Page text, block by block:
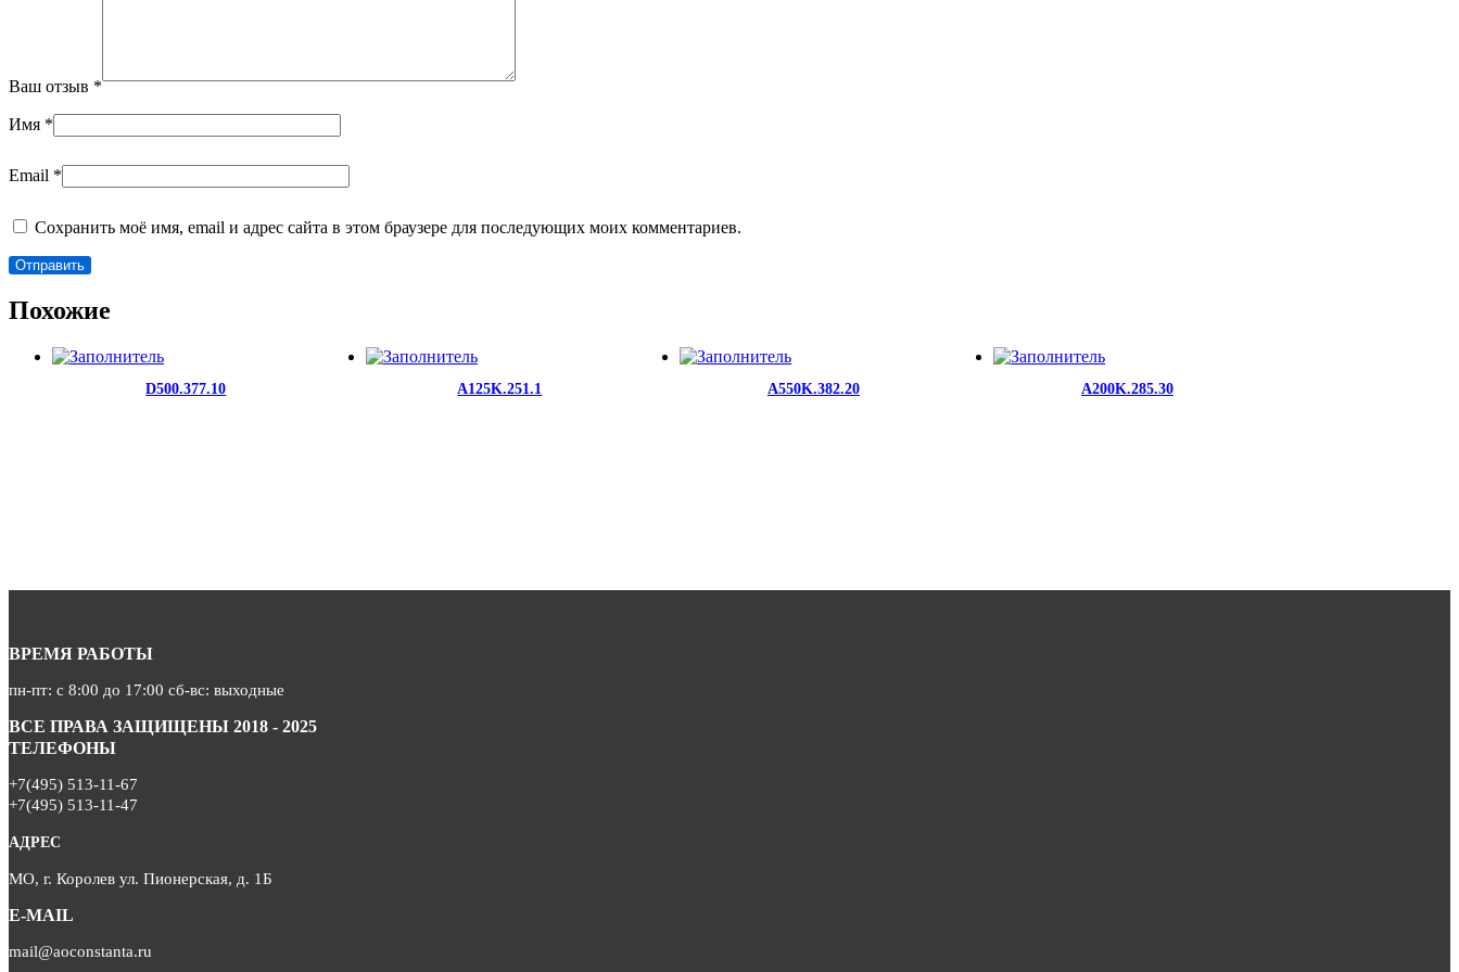
Ваш отзыв *
Имя *
Email *
Сохранить моё имя, email и адрес сайта в этом браузере для последующих моих комментариев.
Похожие
D500.377.10 A125K.251.1 A550K.382.20 A200K.285.30
ВРЕМЯ РАБОТЫ
пн-пт: с 8:00 до 17:00 сб-вс: выходные
ВСЕ ПРАВА ЗАЩИЩЕНЫ 2018 - 2025
ТЕЛЕФОНЫ
+7(495) 513-11-67
+7(495) 513-11-47
АДРЕС
МО, г. Королев ул. Пионерская, д. 1Б
E-MAIL
mail@aoconstanta.ru